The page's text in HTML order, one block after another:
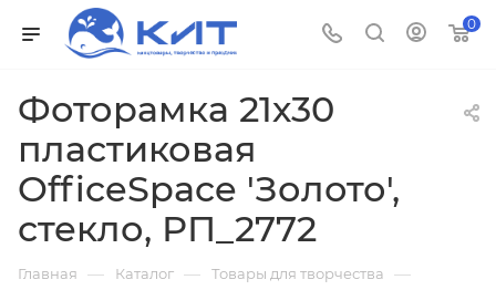
0
Фоторамка 21х30
пластиковая
OfficeSpace 'Золото',
стекло, РП_2772
Главная — Каталог — Товары для творчества —